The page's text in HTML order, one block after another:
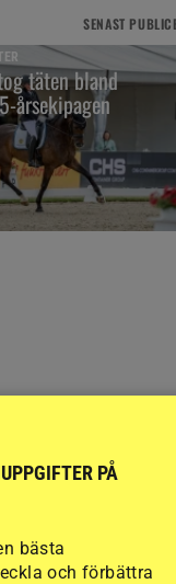
SENAST
täten bland
årsekipagen
PÅ
bästa
och förbättra